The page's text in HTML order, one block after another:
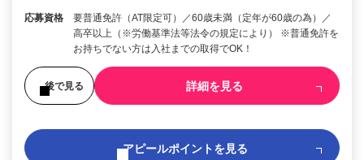
応募資格
要普通免許（AT限定可）／60歳未満（定年が60歳の為）／
高卒以上（※労働基準法等法令の規定により） ※普通免許を
お持ちでない方は入社までの取得でOK！
後で見る 詳細を見る
アピールポイントを見る